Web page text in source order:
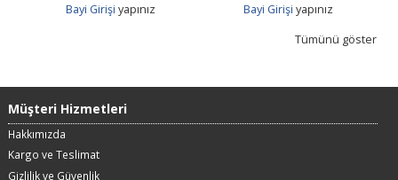
Bayi Girişi yapınız
Bayi Girişi yapınız
Tümünü göster
Müşteri Hizmetleri
Hakkımızda
Kargo ve Teslimat
Gizlilik ve Güvenlik